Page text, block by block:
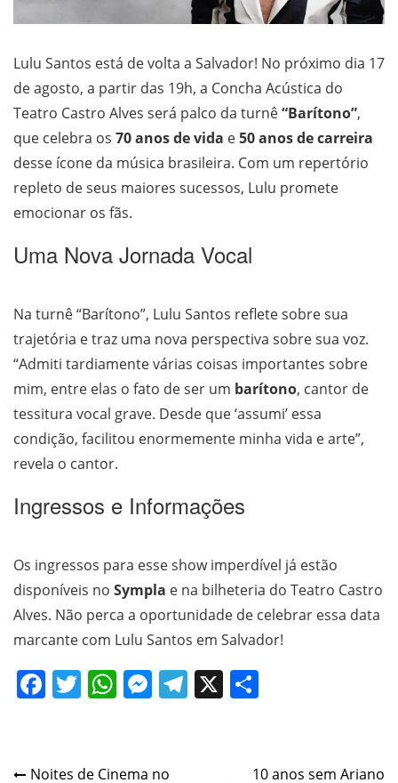
Lulu Santos está de volta a Salvador! No próximo dia 17
de agosto, a partir das 19h, a Concha Acústica do
Teatro Castro Alves será palco da turnê“Barítono”,
que celebra os 70 anos de vida e50 anos de carreira
desse ícone da música brasileira. Com um repertório
repleto de seus maiores sucessos, Lulu promete
emocionar os fãs.
Uma Nova Jornada Vocal
Na turnê “Barítono”, Lulu Santos reflete sobre sua
trajetória e traz uma nova perspectiva sobre sua voz.
“Admiti tardiamente várias coisas importantes sobre
mim, entre elas o fato de ser um barítono, cantor de
tessitura vocal grave. Desde que ‘assumi’ essa
condição, facilitou enormemente minha vida e arte”,
revela o cantor.
Ingressos e Informações
Os ingressos para esse show imperdível já estão
disponíveis no Sympla e na bilheteria do Teatro Castro
Alves. Não perca a oportunidade de celebrar essa data
marcante com Lulu Santos em Salvador!
Facebook
Twitter
WhatsApp
Messenger
Telegram
X
Noites de Cinema no
10 anos sem Ariano